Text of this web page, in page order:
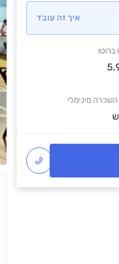
איך זה עובד
השכרה מינימלי